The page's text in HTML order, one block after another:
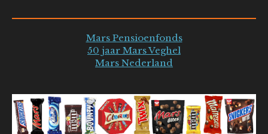
Mars Pensioenfonds
50 jaar Mars Veghel
Mars Nederland